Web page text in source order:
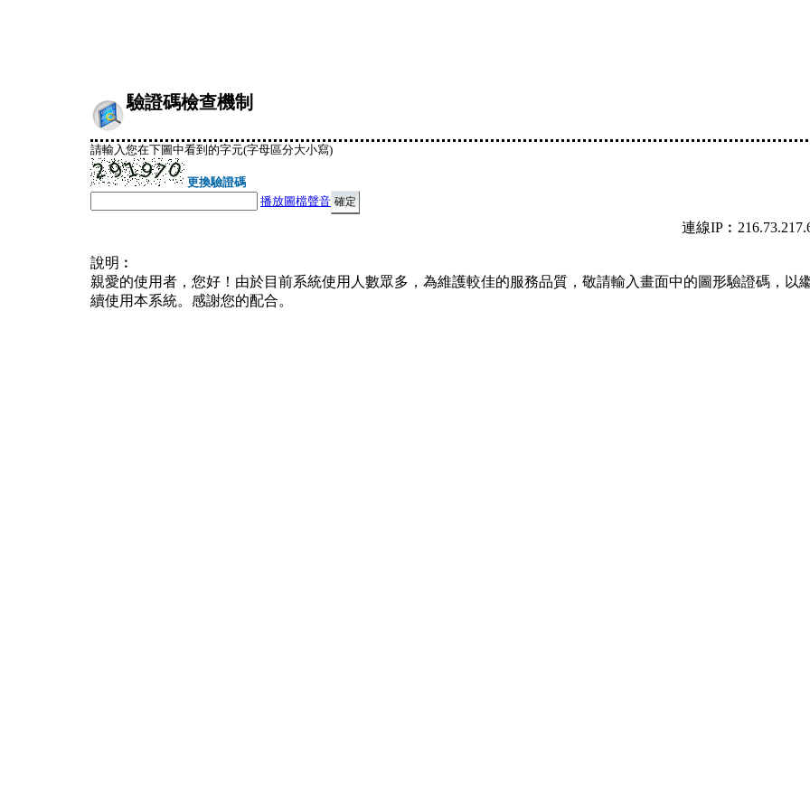
驗證碼檢查機制
請輸入您在下圖中看到的字元(字母區分大小寫)
更換驗證碼
播放圖檔聲音
連線
說明︰
親愛的使用者，您好！由於目前系統使用人數眾多，為維護較佳的服務品質，敬請輸入畫面中的圖形驗證碼，以
續使用本系統。感謝您的配合。